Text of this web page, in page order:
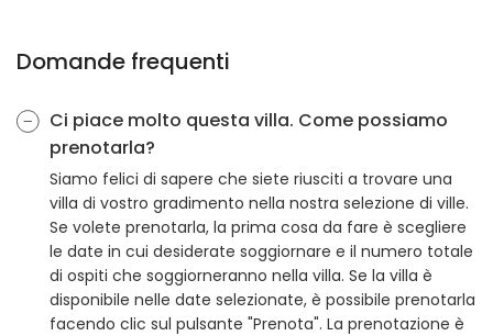
Domande frequenti
Ci piace molto questa villa. Come possiamo
prenotarla?
Siamo felici di sapere che siete riusciti a trovare una
villa di vostro gradimento nella nostra selezione di ville.
Se volete prenotarla, la prima cosa da fare è scegliere
le date in cui desiderate soggiornare e il numero totale
di ospiti che soggiorneranno nella villa. Se la villa è
disponibile nelle date selezionate, è possibile prenotarla
facendo clic sul pulsante "Prenota". La prenotazione è